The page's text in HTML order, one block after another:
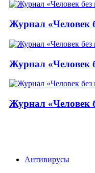
Журнал «Человек
Журнал «Человек
Журнал «Человек
Антивирусы